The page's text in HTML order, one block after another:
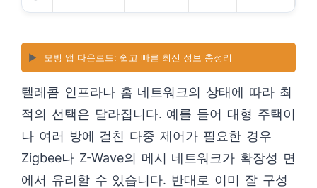
▶️ 모빙 앱 다운로드: 쉽고 빠른 최신 정보 총정리
텔레콤 인프라나 홈 네트워크의 상태에 따라 최
적의 선택은 달라집니다. 예를 들어 대형 주택이
나 여러 방에 걸친 다중 제어가 필요한 경우
Zigbee나 Z-Wave의 메시 네트워크가 확장성 면
에서 유리할 수 있습니다. 반대로 이미 잘 구성